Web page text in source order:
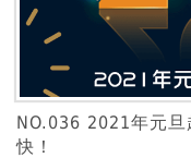
NO.036 2021年元
快！